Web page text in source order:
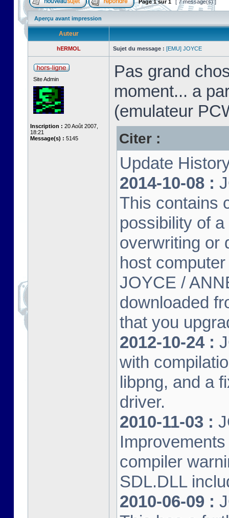
Page1sur1 [ 7 message(s) ]
Aperçu avant impression
Auteur
hERMOL Sujet du message : [EMU] JOYCE
Site Admin
Inscription : 20 Août 2007,
18:21
Message(s) : 5145
Pas grand
moment... a
(emulateur
Citer :
Update
2014-10-08 :
This contains
possibility of
overwriting or
host
JOYCE /
downloaded
that you
2012-10-24 :
with
libpng, and a
driver.
2010-11-03 :
compiler
SDL.DLL
2010-06-09 :